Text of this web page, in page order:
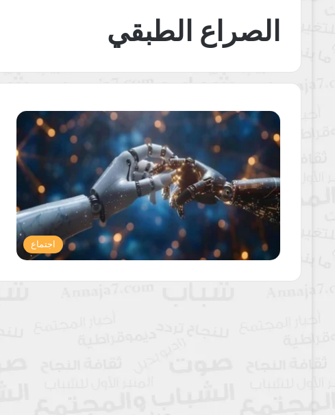
الصراع الطبقي
اجتماع